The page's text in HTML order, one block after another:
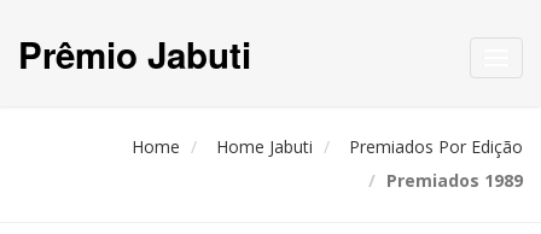
Prêmio Jabuti
Home Home Jabuti
Premiados Por Edição
Premiados 1989